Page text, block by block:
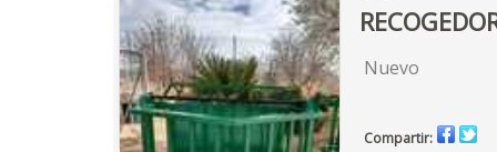
Nuevo
Compartir: